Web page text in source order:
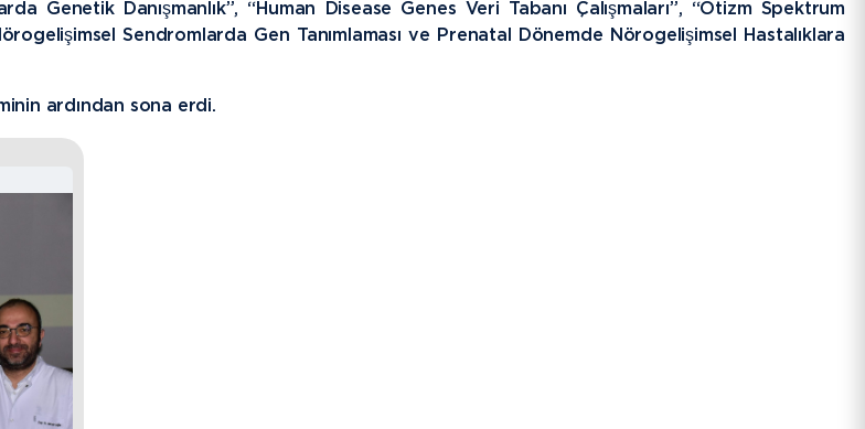
Genetik Danışmanlık”, “Human Disease Genes Veri Tabanı Çalışmaları”, “Otizm Spektrum
Sendromlarda Gen Tanımlaması ve Prenatal Dönemde Nörogelişimsel Hastalıklara
ardından sona erdi.